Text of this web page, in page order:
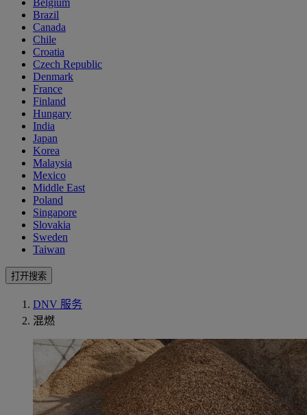
Brazil
Canada
Chile
Croatia
Czech Republic
Denmark
France
Finland
Hungary
India
Japan
Korea
Malaysia
Mexico
Middle East
Poland
Singapore
Slovakia
Sweden
Taiwan
打开搜索
DNV 服务
混燃